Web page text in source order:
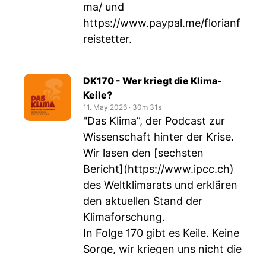
ma/ und
https://www.paypal.me/florianf
reistetter.
DK170 - Wer kriegt die Klima-
Keile?
11. May 2026 ‧ 30m 31s
"Das Klima”, der Podcast zur
Wissenschaft hinter der Krise.
Wir lasen den [sechsten
Bericht](https://www.ipcc.ch)
des Weltklimarats und erklären
den aktuellen Stand der
Klimaforschung.
In Folge 170 gibt es Keile. Keine
Sorge, wir kriegen uns nicht die